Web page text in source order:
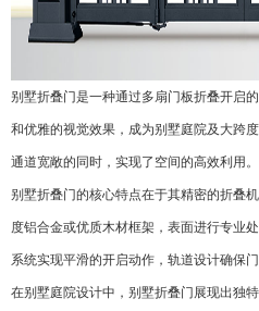
别墅折叠门是一种通过多扇门板折叠开启
和优雅的视觉效果，成为别墅庭院及大跨
通道宽敞的同时，实现了空间的高效利用。
别墅折叠门的核心特点在于其精密的折叠
度铝合金或优质木材框架，表面进行专业
系统实现平滑的开启动作，轨道设计确保
在别墅庭院设计中，别墅折叠门展现出独